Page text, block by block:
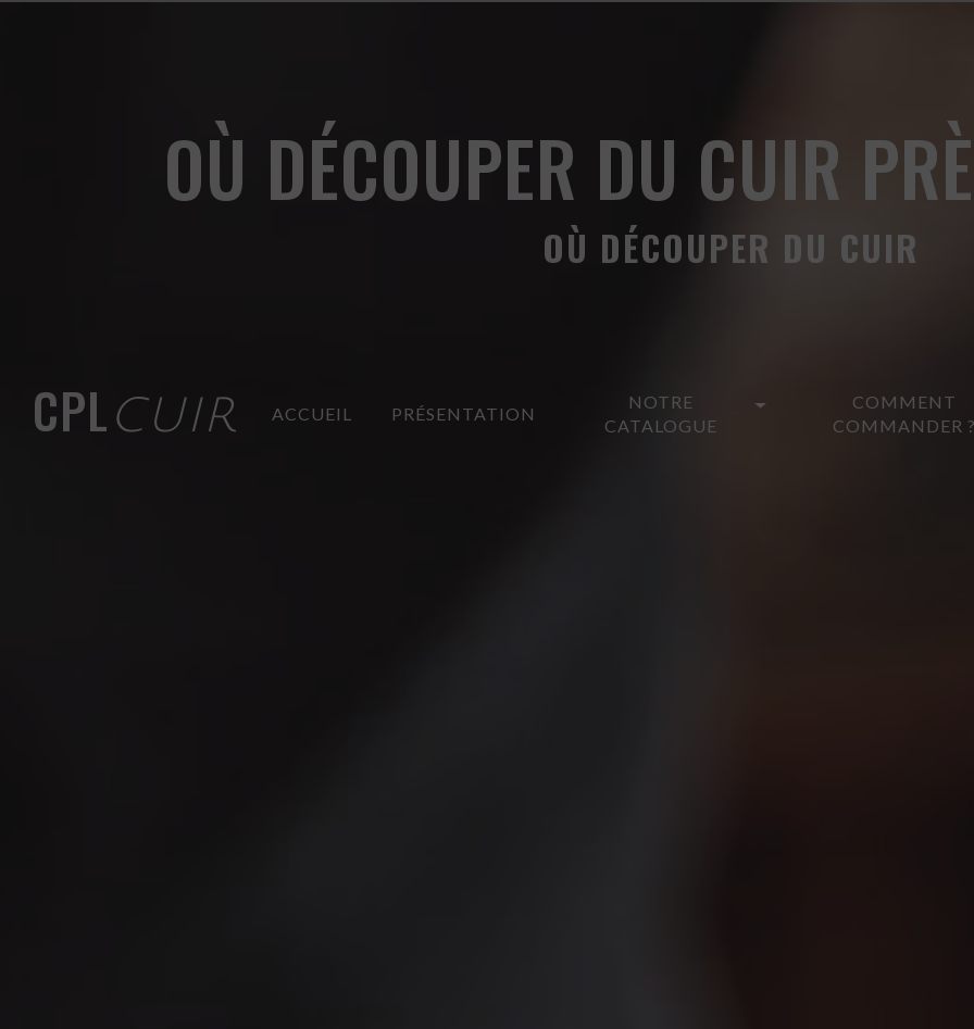
CPLCUIR ACCUEIL PRÉSENTATION
NOTRE
CATALOGUE
COMMENT
COMMANDER
OÙ DÉCOUPER DU CUIR
OÙ DÉCOUPER DU CUIR